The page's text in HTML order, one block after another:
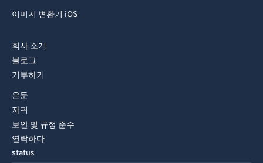
이미지 변환기 iOS
회사 소개
블로그
기부하기
은둔
자귀
보안 및 규정 준수
연락하다
status